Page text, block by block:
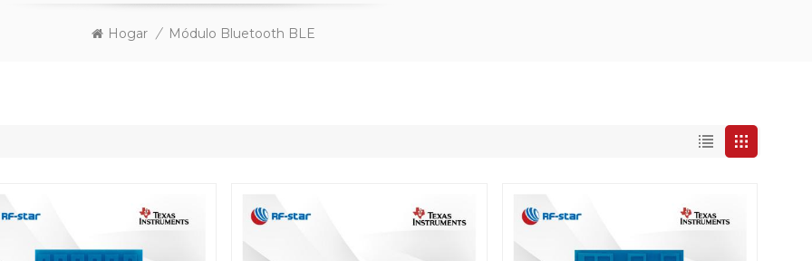
Hogar / Módulo Bluetooth BLE